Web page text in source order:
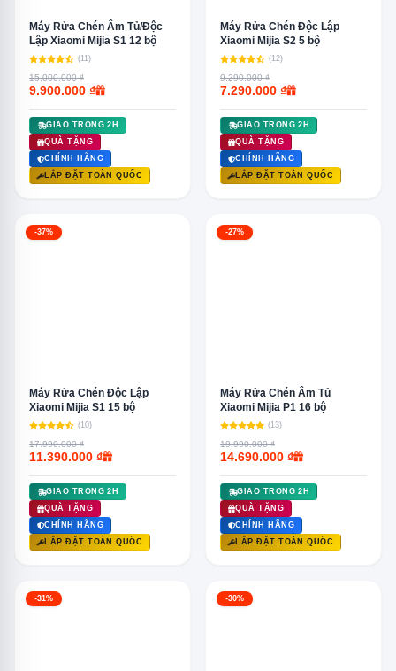
Máy Rửa Chén Âm Tủ/Độc
Lập Xiaomi Mijia S1 12 bộ
(11)
15.000.000 ₫
9.900.000 ₫
GIAO TRONG 2H
QUÀ TẶNG
CHÍNH HÃNG
LẮP ĐẶT TOÀN QUỐC
Máy Rửa Chén Độc Lập
Xiaomi Mijia S2 5 bộ
(12)
9.290.000 ₫
7.290.000 ₫
GIAO TRONG 2H
QUÀ TẶNG
CHÍNH HÃNG
LẮP ĐẶT TOÀN QUỐC
-37%
Máy Rửa Chén Độc Lập
Xiaomi Mijia S1 15 bộ
(10)
17.990.000 ₫
11.390.000 ₫
GIAO TRONG 2H
QUÀ TẶNG
CHÍNH HÃNG
LẮP ĐẶT TOÀN QUỐC
-27%
Máy Rửa Chén Âm Tủ
Xiaomi Mijia P1 16 bộ
(13)
19.990.000 ₫
14.690.000 ₫
GIAO TRONG 2H
QUÀ TẶNG
CHÍNH HÃNG
LẮP ĐẶT TOÀN QUỐC
-31% -30%